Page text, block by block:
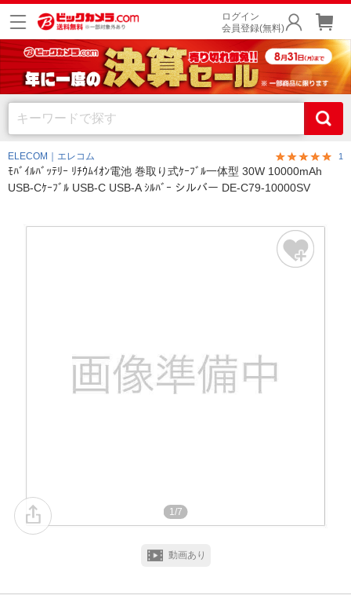
ログイン
会員登録(無料)
ELECOM｜エレコム 1
ﾓﾊﾞｲﾙﾊﾞｯﾃﾘｰ ﾘﾁｳﾑｲｵﾝ電池 巻取り式ｹｰﾌﾞﾙ一体型 30W 10000mAh
USB-Cｹｰﾌﾞﾙ USB-C USB-A ｼﾙﾊﾞｰ シルバー DE-C79-10000SV
1/7
動画あり